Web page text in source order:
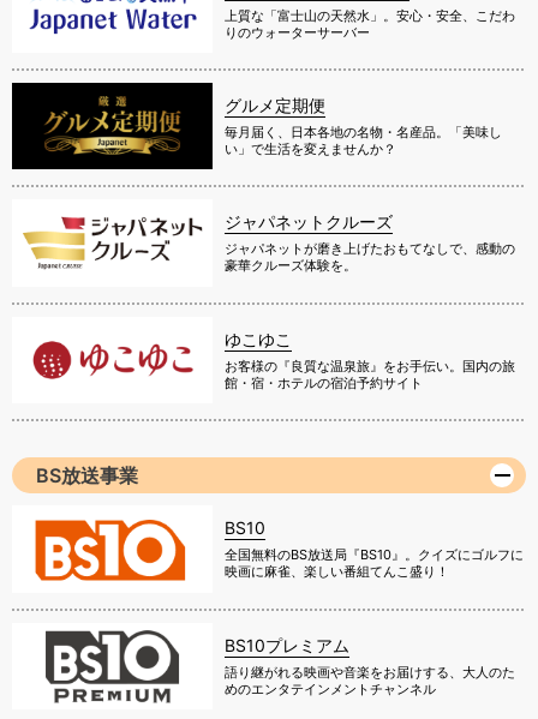
上質な「富士山の天然水」。安心・安全、こだわ
りのウォーターサーバー
グルメ定期便
毎月届く、日本各地の名物・名産品。「美味し
い」で生活を変えませんか？
ジャパネットクルーズ
ジャパネットが磨き上げたおもてなしで、感動の
豪華クルーズ体験を。
ゆこゆこ
お客様の『良質な温泉旅』をお手伝い。国内の旅
館・宿・ホテルの宿泊予約サイト
BS放送事業
BS10
全国無料のBS放送局『BS10』。クイズにゴルフに
映画に麻雀、楽しい番組てんこ盛り！
BS10プレミアム
語り継がれる映画や音楽をお届けする、大人のた
めのエンタテインメントチャンネル